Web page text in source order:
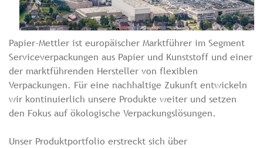
Papier-Mettler ist europäischer Marktführer im Segment
Serviceverpackungen aus Papier und Kunststoff und einer
der marktführenden Hersteller von flexiblen
Verpackungen. Für eine nachhaltige Zukunft entwickeln
wir kontinuierlich unsere Produkte weiter und setzen
den Fokus auf ökologische Verpackungslösungen.
Unser Produktportfolio erstreckt sich über